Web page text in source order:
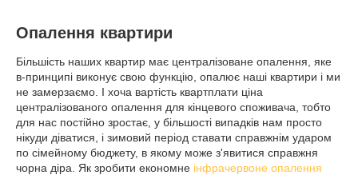
Опалення квартири
Більшість наших квартир має централізоване опалення, яке
в-принципі виконує свою функцію, опалює наші квартири і ми
не замерзаємо. І хоча вартість квартплати ціна
централізованого опалення для кінцевого споживача, тобто
для нас постійно зростає, у більшості випадків нам просто
нікуди діватися, і зимовий період ставати справжнім ударом
по сімейному бюджету, в якому може з'явитися справжня
чорна діра. Як зробити економне інфрачервоне опалення